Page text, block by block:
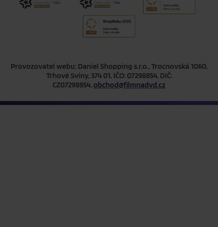
Provozovatel webu: Daniel Shopping s.r.o., Trocnovská 1060,
Trhové Sviny, 374 01, IČO: 07298854, DIČ:
CZ07298854, obchod@filmnadvd.cz